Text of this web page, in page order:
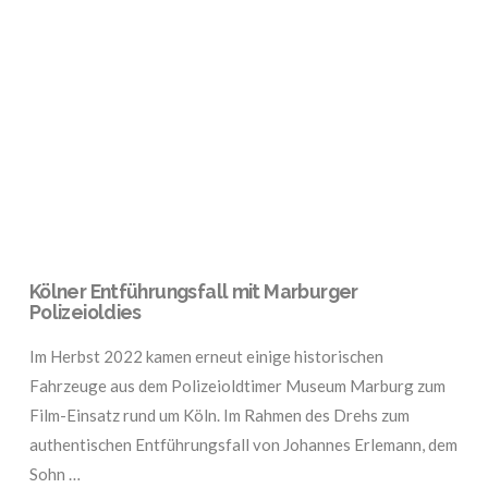
Kölner Entführungsfall mit Marburger
Polizeioldies
Im Herbst 2022 kamen erneut einige historischen
Fahrzeuge aus dem Polizeioldtimer Museum Marburg zum
Film-Einsatz rund um Köln. Im Rahmen des Drehs zum
authentischen Entführungsfall von Johannes Erlemann, dem
Sohn …